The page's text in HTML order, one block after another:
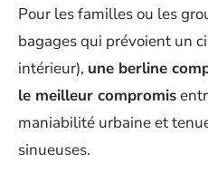
Pour les familles ou les
bagages qui prévoient un
intérieur), une berline
le meilleur compromis
maniabilité urbaine et
sinueuses.